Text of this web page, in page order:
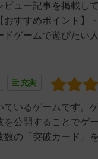
ュー記事を掲載し
おすすめポイント】
ドゲームで遊びたい
充実
ているゲームです。
公開することでゲ
数の「突破カード」